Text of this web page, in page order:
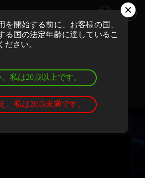
ジノでリアルマネーでプレイ
ジノでデモゲームを遊ぼう
ログイン
を開始する前に、お客様の国、
る国の法定年齢に達しているこ
ださい。
私は20歳以上です。
、私は20歳未満です。